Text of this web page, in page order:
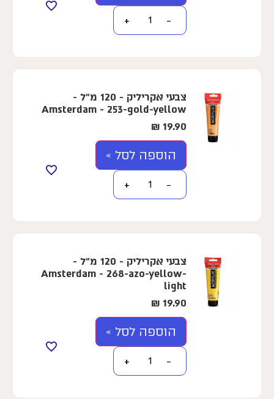
−
+
צבעי אקריליק - 120 מ"ל -
Amsterdam - 253-gold-yellow
19.90
₪
הוספה לסל »
−
+
צבעי אקריליק - 120 מ"ל -
Amsterdam - 268-azo-yellow-
light
19.90
₪
הוספה לסל »
−
+